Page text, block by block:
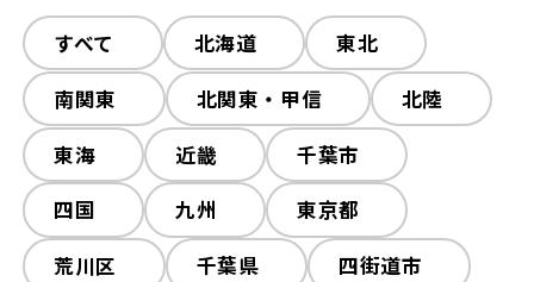
会社概要 スタッフ紹介
施工事例 相談会/イベント
現場ブログ お客様の声
すべて 木造解体
鉄骨解体
RC解体
内装解体
プチ解体
その他工事
外構工事
火災現場
すべて 北海道
東北
南関東
北関東・甲信
北陸
東海
近畿
千葉市
四国
九州
東京都
荒川区
千葉県
四街道市